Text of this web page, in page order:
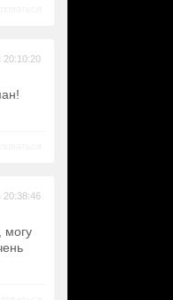
20:10:20
20:38:46
могу